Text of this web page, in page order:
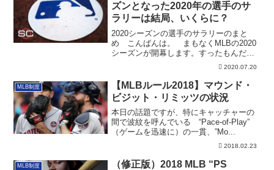
ズンとなった2020年の選手のサ
ラリーは結局、いくらに？
2020シーズンの選手のサラリーのまと
め こんばんは。 まもなくMLBの2020
シーズンが開幕します。すったもんだあ
2020.07.20
MLB制度
【MLBルール2018】マウンド・
ビジット・リミッツの状況
本日の話題ですが、特にキャッチャーの
間で波紋を呼んでいる “Pace-of-Play”
（ゲームを迅速に）の一貫、”Mo...
2018.02.23
MLB制度
（修正版）2018 MLB “PS